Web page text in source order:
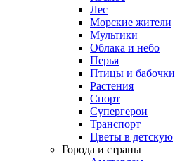
Лес
Морские жители
Мультики
Облака и небо
Перья
Птицы и бабочки
Растения
Спорт
Супергерои
Транспорт
Цветы в детскую
Города и страны